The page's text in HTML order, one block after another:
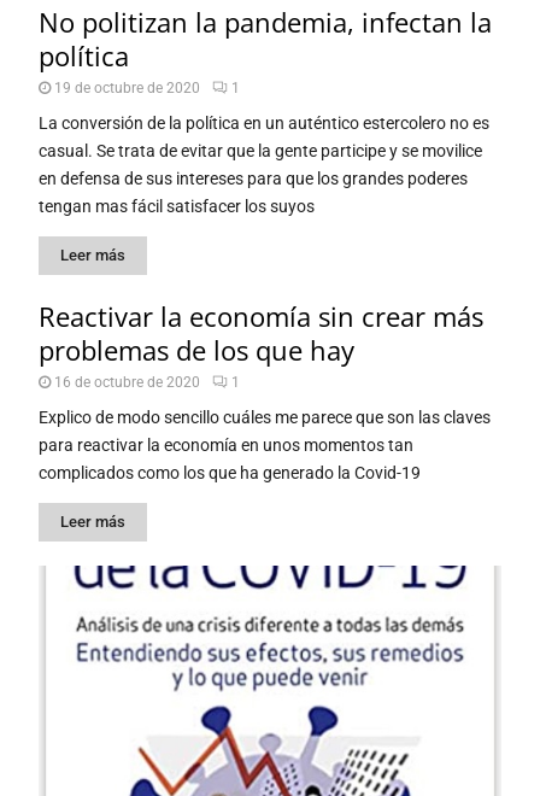
No politizan la pandemia, infectan la
política
19 de octubre de 2020 1
La conversión de la política en un auténtico estercolero no es
casual. Se trata de evitar que la gente participe y se movilice
en defensa de sus intereses para que los grandes poderes
tengan mas fácil satisfacer los suyos
Leer más
Reactivar la economía sin crear más
problemas de los que hay
16 de octubre de 2020 1
Explico de modo sencillo cuáles me parece que son las claves
para reactivar la economía en unos momentos tan
complicados como los que ha generado la Covid-19
Leer más